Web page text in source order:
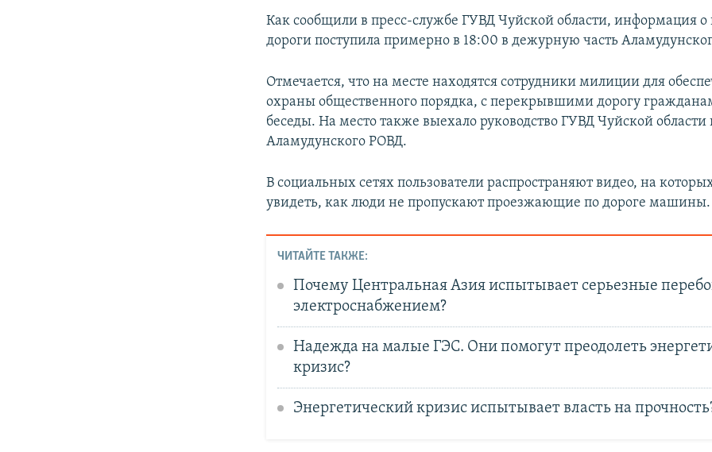
Как сообщили в пресс-службе ГУВД Чуйской области, информация
дороги поступила примерно в 18:00 в дежурную часть
Отмечается, что на месте находятся сотрудники милиции для
охраны общественного порядка, с перекрывшими дорогу
беседы. На место также выехало руководство ГУВД Чуйской области
Аламудунского РОВД.
В социальных сетях пользователи распространяют видео, на
увидеть, как люди не пропускают проезжающие по дороге машины.
ЧИТАЙТЕ ТАКЖЕ:
Почему Центральная Азия испытывает серьезные
электроснабжением?
Надежда на малые ГЭС. Они помогут преодолеть
кризис?
Энергетический кризис испытывает власть на